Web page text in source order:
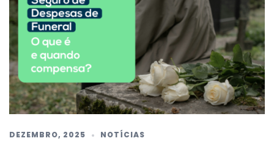
DEZEMBRO, 2025 NOTÍCIAS